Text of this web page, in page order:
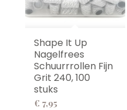
Shape It Up
Nagelfrees
Schuurrrollen Fijn
Grit 240, 100
stuks
€ 7,95